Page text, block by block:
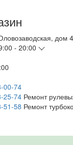
дом
- 20:00
00-74
25-74 Ремонт
51-58 Ремонт